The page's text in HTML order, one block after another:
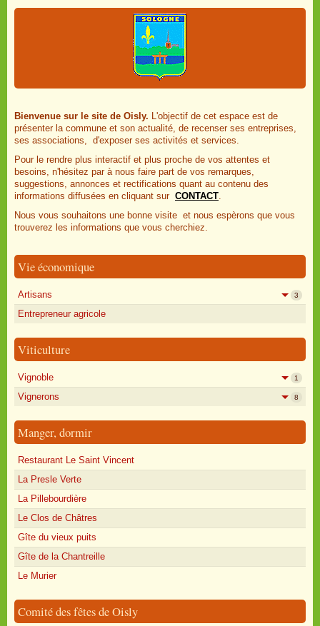
Bienvenue sur le site de Oisly. L'objectif de cet espace est de
présenter la commune et son actualité, de recenser ses entreprises,
ses associations, d'exposer ses activités et services.
Pour le rendre plus interactif et plus proche de vos attentes et
besoins, n'hésitez par à nous faire part de vos remarques,
suggestions, annonces et rectifications quant au contenu des
informations diffusées en cliquant sur CONTACT.
Nous vous souhaitons une bonne visite et nous espèrons que vous
trouverez les informations que vous cherchiez.
Vie économique
Artisans 3
Entrepreneur agricole
Viticulture
Vignoble 1
Vignerons 8
Manger, dormir
Restaurant Le Saint Vincent
La Presle Verte
La Pillebourdière
Le Clos de Châtres
Gîte du vieux puits
Gîte de la Chantreille
Le Murier
Comité des fêtes de Oisly